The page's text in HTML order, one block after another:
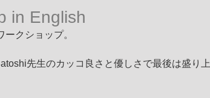
in English
クショップ。
先生のカッコ良さと優しさで最後は盛り上